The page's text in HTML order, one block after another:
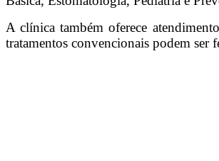
A clínica também oferece
tratamentos convencionais podem ser